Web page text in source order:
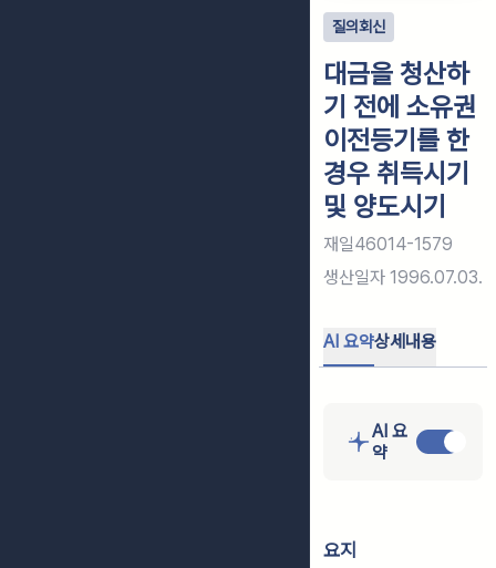
질의회신
대금을 청산하
기 전에 소유권
이전등기를 한
경우 취득시기
및 양도시기
재일46014-1579
생산일자 1996.07.03.
AI 요약상세내용
AI 요
약
요지